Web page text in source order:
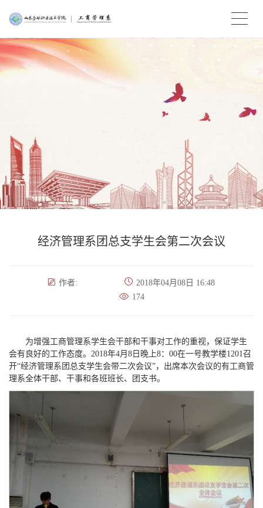
经济管理系团总支学生会第二次会议
作者:
2018年04月08日 16:48
174
为增强工商管理系学生会干部和干事对工作的重视，保证学生
会有良好的工作态度。2018年4月8日晚上8：00在一号教学楼1201召
开“经济管理系团总支学生会带二次会议”，出席本次会议的有工商管
理系全体干部、干事和各班班长、团支书。